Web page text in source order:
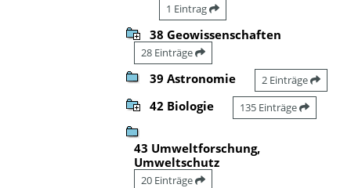
1 Eintrag
38 Geowissenschaften
28 Einträge
39 Astronomie 2 Einträge
42 Biologie 135 Einträge
43 Umweltforschung,
Umweltschutz
20 Einträge